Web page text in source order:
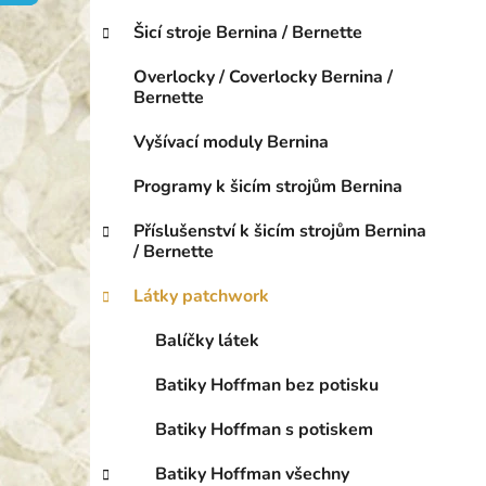
a
e
o
i
Šicí stroje Bernina / Bernette
Overlocky / Coverlocky Bernina /
Bernette
Vyšívací moduly Bernina
Programy k šicím strojům Bernina
Příslušenství k šicím strojům Bernina
/ Bernette
Látky patchwork
Balíčky látek
Batiky Hoffman bez potisku
Batiky Hoffman s potiskem
Batiky Hoffman všechny